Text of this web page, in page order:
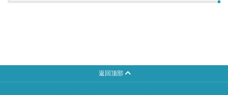
返回顶部